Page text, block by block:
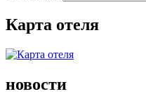
Карта отеля
новости